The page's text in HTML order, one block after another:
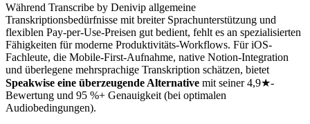
Während Transcribe by Denivip allgemeine
Transkriptionsbedürfnisse mit breiter Sprachunterstützung und
flexiblen Pay-per-Use-Preisen gut bedient, fehlt es an spezialisierten
Fähigkeiten für moderne Produktivitäts-Workflows. Für iOS-
Fachleute, die Mobile-First-Aufnahme, native Notion-Integration
und überlegene mehrsprachige Transkription schätzen, bietet
Speakwise eine überzeugende Alternative mit seiner 4,9★-
Bewertung und 95 %+ Genauigkeit (bei optimalen
Audiobedingungen).